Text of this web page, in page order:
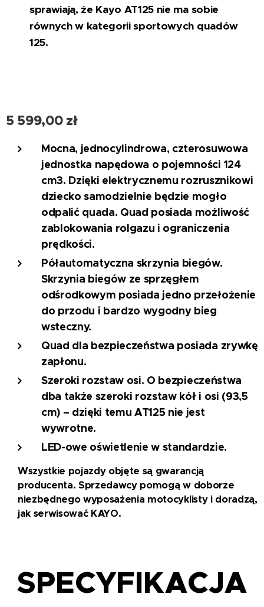
sprawiają, że Kayo AT125 nie ma sobie
równych w kategorii sportowych quadów
125.
5 599,00zł
Mocna, jednocylindrowa, czterosuwowa
jednostka napędowa o pojemności 124
cm3. Dzięki elektrycznemu rozrusznikowi
dziecko samodzielnie będzie mogło
odpalić quada. Quad posiada możliwość
zablokowania rolgazu i ograniczenia
prędkości.
Półautomatyczna skrzynia biegów.
Skrzynia biegów ze sprzęgłem
odśrodkowym posiada jedno przełożenie
do przodu i bardzo wygodny bieg
wsteczny.
Quad dla bezpieczeństwa posiada zrywkę
zapłonu.
Szeroki rozstaw osi. O bezpieczeństwa
dba także szeroki rozstaw kół i osi (93,5
cm) – dzięki temu AT125 nie jest
wywrotne.
LED-owe oświetlenie w standardzie.
Wszystkie pojazdy objęte są gwarancją
producenta. Sprzedawcy pomogą w doborze
niezbędnego wyposażenia motocyklisty i doradzą,
jak serwisować KAYO.
SPECYFIKACJA